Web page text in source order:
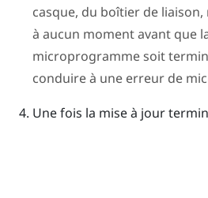
casque, du boîtier de
à aucun moment avant que
microprogramme soit
conduire à une erreur de
Une fois la mise à jour